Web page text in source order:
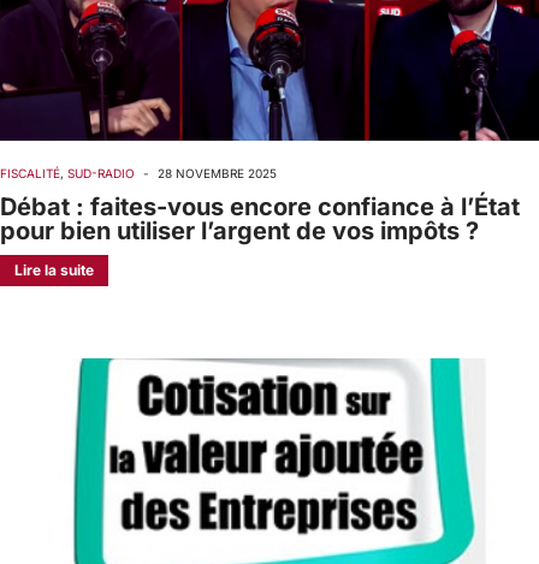
FISCALITÉ, SUD-RADIO - 28 NOVEMBRE 2025
Débat : faites-vous encore confiance à l’État
pour bien utiliser l’argent de vos impôts ?
Lire la suite